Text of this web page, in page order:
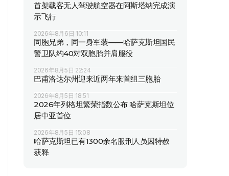
首架载客无人驾驶航空器在阿斯塔纳完成演
示飞行
2026年8月6日 10:11
同胞兄弟，同一身军装——哈萨克斯坦国民
警卫队约40对双胞胎并肩服役
2026年8月5日 22:24
巴甫洛达尔州迎来近两年来首组三胞胎
2026年8月5日 18:51
2026年列格坦繁荣指数公布 哈萨克斯坦位
居中亚首位
2026年8月5日 15:08
哈萨克斯坦已有1300余名服刑人员因特赦
获释